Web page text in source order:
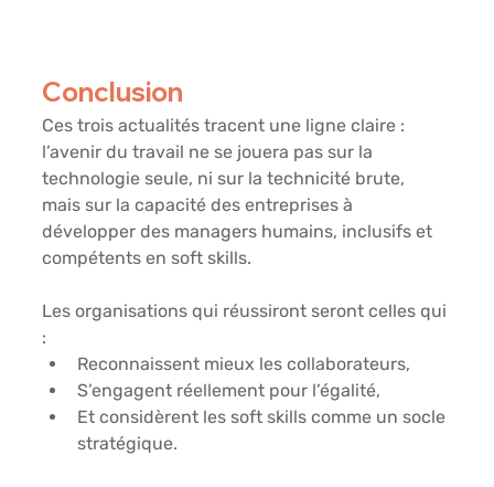
Conclusion
Ces trois actualités tracent une ligne claire :
l’avenir du travail ne se jouera pas sur la
technologie seule, ni sur la technicité brute,
mais sur la capacité des entreprises à
développer des managers humains, inclusifs et
compétents en soft skills.
Les organisations qui réussiront seront celles qui
:
Reconnaissent mieux les collaborateurs,
S’engagent réellement pour l’égalité,
Et considèrent les soft skills comme un socle
stratégique.